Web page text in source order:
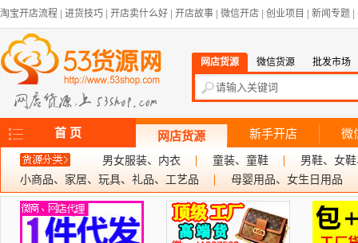
淘宝开店流程 进货技巧 开店卖什么好 开店故事 微信开店 创业项目 新闻专题
网店货源 微信货源 批发市场
首 页 网店货源 新手开店 微
男女服装、内衣 童装、童鞋
男鞋、女
小商品、家居、玩具、礼品、工艺品
母婴用品、女生日用品